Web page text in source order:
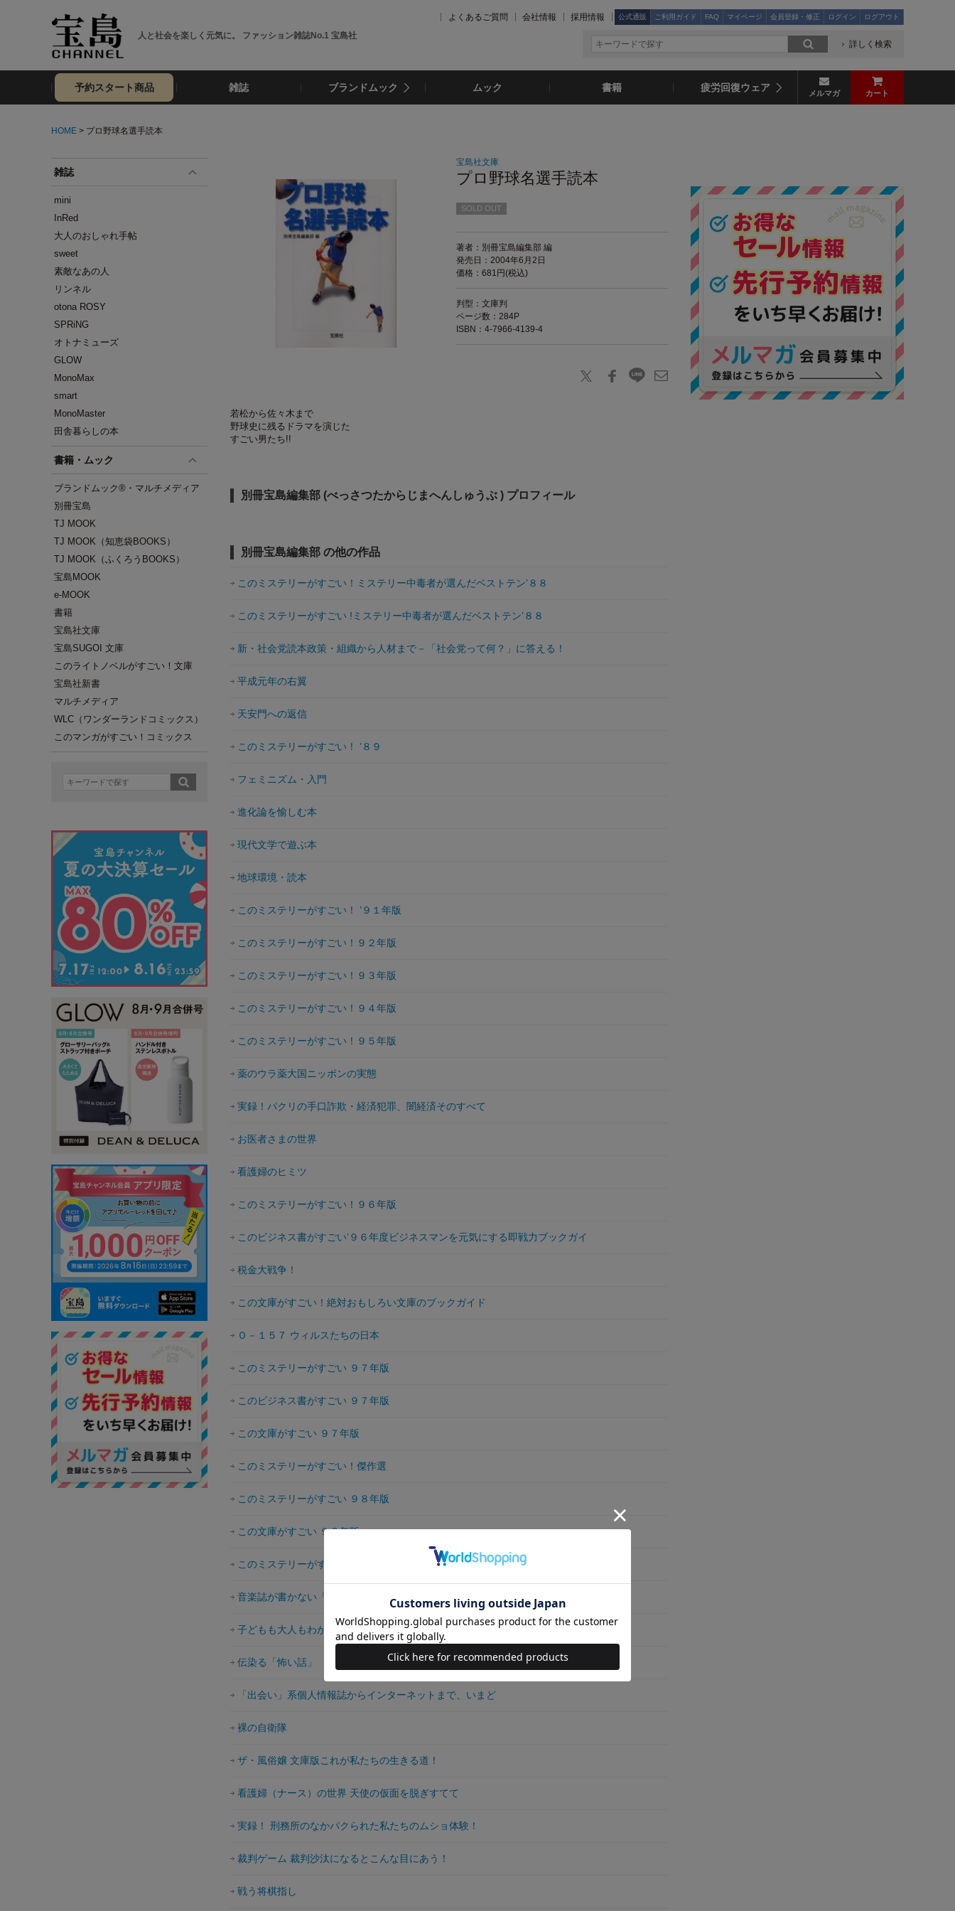
人と社会を楽しく元気に。 ファッション雑誌No.1 宝島社
よくあるご質問 会社情報 採用情報 公式通販 ご利用ガイド FAQ マイページ 会員登録・修正 ログイン ログアウト
詳しく検索
予約スタート商品 雑誌 ブランドムック ムック 書籍 疲労回復ウェア メルマガ カート
HOME > プロ野球名選手読本
雑誌
mini
InRed
大人のおしゃれ手帖
sweet
素敵なあの人
リンネル
otona ROSY
SPRiNG
オトナミューズ
GLOW
MonoMax
smart
MonoMaster
田舎暮らしの本
書籍・ムック
ブランドムック®・マルチメディア
別冊宝島
TJ MOOK
TJ MOOK（知恵袋BOOKS）
TJ MOOK（ふくろうBOOKS）
宝島MOOK
e-MOOK
書籍
宝島社文庫
宝島SUGOI 文庫
このライトノベルがすごい！文庫
宝島社新書
マルチメディア
WLC（ワンダーランドコミックス）
このマンガがすごい！コミックス
宝島社文庫
プロ野球名選手読本
SOLD OUT
著者：別冊宝島編集部 編
発売日：2004年6月2日
価格：681円(税込)
判型：文庫判
ページ数：284P
ISBN：4-7966-4139-4
若松から佐々木まで
野球史に残るドラマを演じた
すごい男たち!!
別冊宝島編集部 (べっさつたからじまへんしゅうぶ ) プロフィール
別冊宝島編集部 の他の作品
このミステリーがすごい！ミステリー中毒者が選んだベストテン’８８
このミステリーがすごい !ミステリー中毒者が選んだベストテン’８８
新・社会党読本政策・組織から人材まで－「社会党って何？」に答える！
平成元年の右翼
天安門への返信
このミステリーがすごい！ ’８９
フェミニズム・入門
進化論を愉しむ本
現代文学で遊ぶ本
地球環境・読本
このミステリーがすごい！ ’９１年版
このミステリーがすごい！９２年版
このミステリーがすごい！９３年版
このミステリーがすごい！９４年版
このミステリーがすごい！９５年版
薬のウラ薬大国ニッポンの実態
実録！パクリの手口詐欺・経済犯罪、闇経済そのすべて
お医者さまの世界
看護婦のヒミツ
このミステリーがすごい！９６年版
このビジネス書がすごい’９６年度ビジネスマンを元気にする即戦力ブックガイ
税金大戦争！
この文庫がすごい！絶対おもしろい文庫のブックガイド
Ｏ－１５７ ウィルスたちの日本
このミステリーがすごい ９７年版
このビジネス書がすごい ９７年版
この文庫がすごい ９７年版
このミステリーがすごい！傑作選
このミステリーがすごい ９８年版
この文庫がすごい ９８年版
このミステリーがすごい！ ’９９年版
音楽誌が書かない「Jポップ」批評
子どもも大人もわからない「謎」「なぜ？」を科学する（旧定価）
伝染る「怖い話」
「出会い」系個人情報誌からインターネットまで、いまど
裸の自衛隊
ザ・風俗嬢 文庫版これが私たちの生きる道！
看護婦（ナース）の世界 天使の仮面を脱ぎすてて
実録！ 刑務所のなかパクられた私たちのムショ体験！
裁判ゲーム 裁判沙汰になるとこんな目にあう！
戦う将棋指し